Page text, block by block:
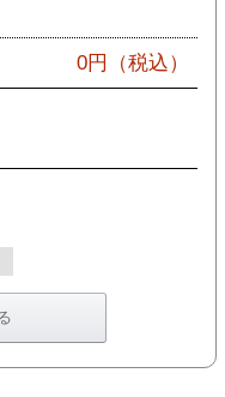
0円（税込）